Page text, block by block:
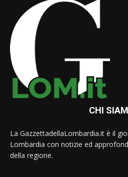
CHI
La GazzettadellaLombardia.it è il
Lombardia con notizie ed
della regione.